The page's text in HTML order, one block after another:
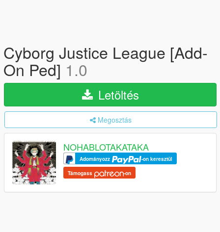
Cyborg Justice League [Add-
On Ped] 1.0
Letöltés
Megosztás
NOHABLOTAKATAKA
Adományozz -on keresztül
Támogass -on